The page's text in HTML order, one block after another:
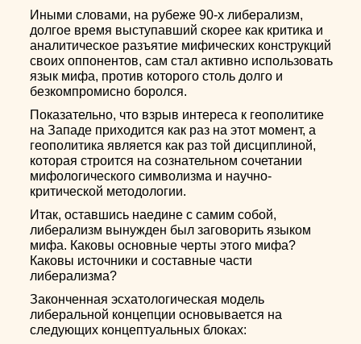
Иными словами, на рубеже 90-х либерализм,
долгое время выступавший скорее как критика и
аналитическое разъятие мифических конструкций
своих оппонентов, сам стал активно использовать
язык мифа, против которого столь долго и
безкомпромисно боролся.
Показательно, что взрыв интереса к геополитике
на Западе приходится как раз на этот момент, а
геополитика является как раз той дисциплиной,
которая строится на сознательном сочетании
мифологического символизма и научно-
критической методологии.
Итак, оставшись наедине с самим собой,
либерализм вынужден был заговорить языком
мифа. Каковы основные черты этого мифа?
Каковы источники и составные части
либерализма?
Законченная эсхатологическая модель
либеральной концепции основывается на
следующих концептуальных блоках: